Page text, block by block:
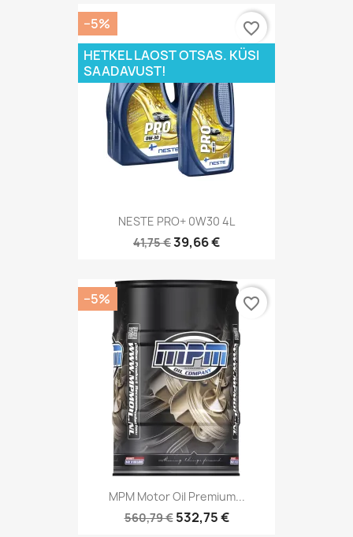
NESTE PRO+ 0W30 4L
41,75 €39,66 €
−5%
HETKEL LAOST OTSAS. KÜSI
SAADAVUST!
favorite_border
MPM Motor Oil Premium...
560,79 € 532,75 €
−5% favorite_border